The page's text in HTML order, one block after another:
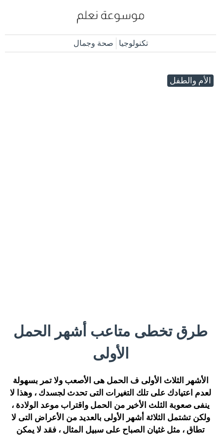
تكنولوجيا صحة وجمال
الأم والطفل
طرق تخطى متاعب أشهر الحمل
الأولى
الأشهر الثلاث الأولى ف الحمل هى الأصعب ولا تمر بسهولة
لعدم اعتيادك على تلك التغيرات التى تحدث لجسدك ، وهذا لا
ينفى صعوبة الثلث الأخير من الحمل واقتراب موعد الولادة ،
ولكن تشتمل الثلاثة أشهر الأولى بالعديد من الأعراض التى لا
تطاق ، مثل غثيان الصباح على سبيل المثال ، فقد لا يمكن